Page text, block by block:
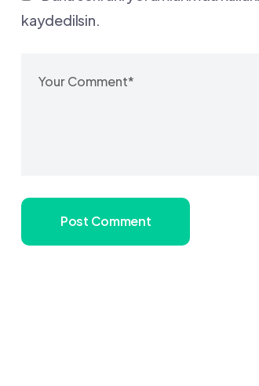
kaydedilsin.
Post Comment